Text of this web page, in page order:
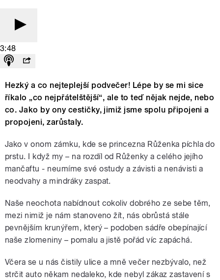
3:48
Hezký a co nejteplejší podvečer! Lépe by se mi sice
říkalo „co nejpřátelštější“, ale to teď nějak nejde, nebo
co. Jako by ony cestičky, jimiž jsme spolu připojeni a
propojeni, zarůstaly.
Jako v onom zámku, kde se princezna Růženka píchla do
prstu. I když my – na rozdíl od Růženky a celého jejího
mančaftu - neumíme své ostudy a závisti a nenávisti a
neodvahy a mindráky zaspat.
Naše neochota nabídnout cokoliv dobrého ze sebe těm,
mezi nimiž je nám stanoveno žít, nás obrůstá stále
pevnějším krunýřem, který – podoben sádře obepínající
naše zlomeniny – pomalu a jistě pořád víc zapáchá.
Včera se u nás čistily ulice a mně večer nezbývalo, než
strčit auto někam nedaleko, kde nebyl zákaz zastavení s